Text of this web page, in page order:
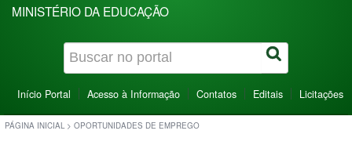
MINISTÉRIO DA EDUCAÇÃO
Início Portal Acesso à Informação Contatos Editais Licitações
PÁGINA INICIAL > OPORTUNIDADES DE EMPREGO